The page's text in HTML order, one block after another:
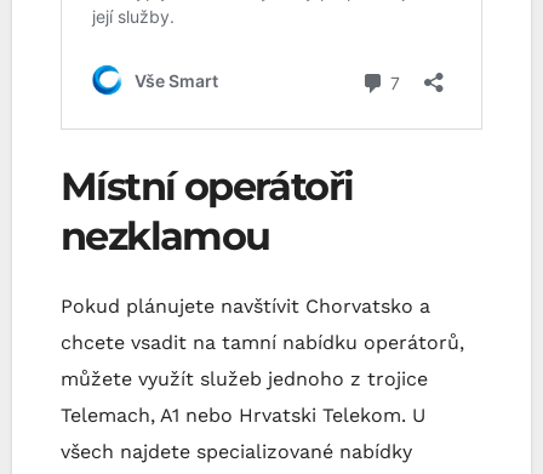
Místní operátoři
nezklamou
Pokud plánujete navštívit Chorvatsko a
chcete vsadit na tamní nabídku operátorů,
můžete využít služeb jednoho z trojice
Telemach, A1 nebo Hrvatski Telekom. U
všech najdete specializované nabídky